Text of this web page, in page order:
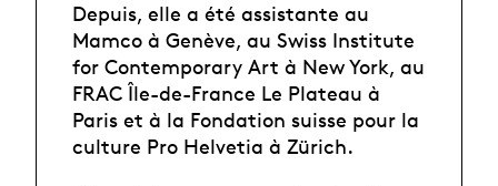
Depuis, elle a été assistante au
Mamco à Genève, au Swiss Institute
for Contemporary Art à New York, au
FRAC Île-de-France Le Plateau à
Paris et à la Fondation suisse pour la
culture Pro Helvetia à Zürich.